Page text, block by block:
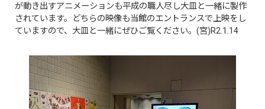
が動き出すアニメーションも平成の職人尽し大皿と一緒に製作
されています。どちらの映像も当館のエントランスで上映をし
ていますので、大皿と一緒にぜひご覧ください。(宮)R2.1.14